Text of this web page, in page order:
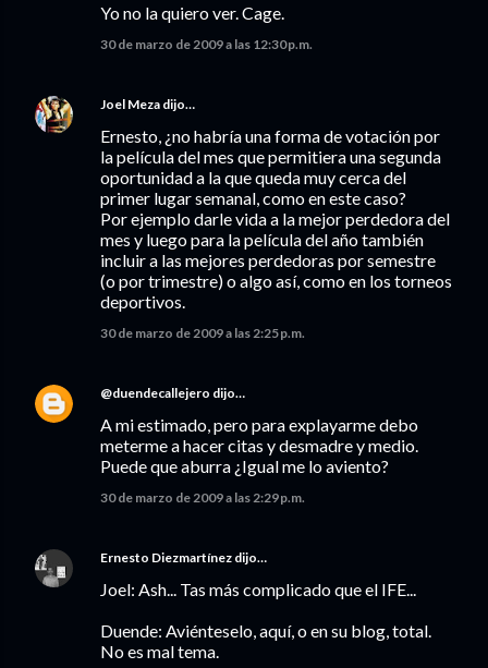
Yo no la quiero ver. Cage.
30 de marzo de 2009 a las 12:30 p.m.
Joel Meza dijo…
Ernesto, ¿no habría una forma de votación por
la película del mes que permitiera una segunda
oportunidad a la que queda muy cerca del
primer lugar semanal, como en este caso?
Por ejemplo darle vida a la mejor perdedora del
mes y luego para la película del año también
incluir a las mejores perdedoras por semestre
(o por trimestre) o algo así, como en los torneos
deportivos.
30 de marzo de 2009 a las 2:25 p.m.
@duendecallejero dijo…
A mi estimado, pero para explayarme debo
meterme a hacer citas y desmadre y medio.
Puede que aburra ¿Igual me lo aviento?
30 de marzo de 2009 a las 2:29 p.m.
Ernesto Diezmartínez dijo…
Joel: Ash... Tas más complicado que el IFE...
Duende: Aviénteselo, aquí, o en su blog, total.
No es mal tema.